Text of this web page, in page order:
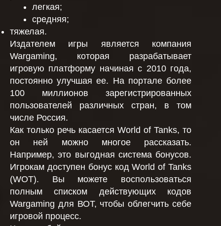
легкая;
средняя;
тяжелая.
Издателем игры является компания
Wargaming, которая разрабатывает
игровую платформу начиная с 2010 года,
постоянно улучшая ее. На портале более
100 миллионов зарегистрированных
пользователей различных стран, в том
числе Россия.
Как только речь касается World of Tanks, то
он ней можно многое рассказать.
Например, это выгодная система бонусов.
Игрокам доступен бонус код World of Tanks
(WOT). Вы можете воспользоваться
полным списком действующих кодов
Wargaming для ВОТ, чтобы облегчить себе
игровой процесс.